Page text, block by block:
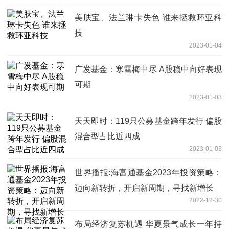
美肤宝、法兰琳卡失色 谁来拯救环亚科
技
2023-01-04
广发基金：寒雪梅中尽 A股稳中向好表现
可期
2023-01-03
天天即时：119只公募基金跨年发行 偏股
混合型占比近四成
2023-01-03
世界播报:海富通基金2023年投资策略：
迈向新转折，开启新周期，寻找新增长
2022-12-30
布局经济复苏机遇 华夏景气成长一年持